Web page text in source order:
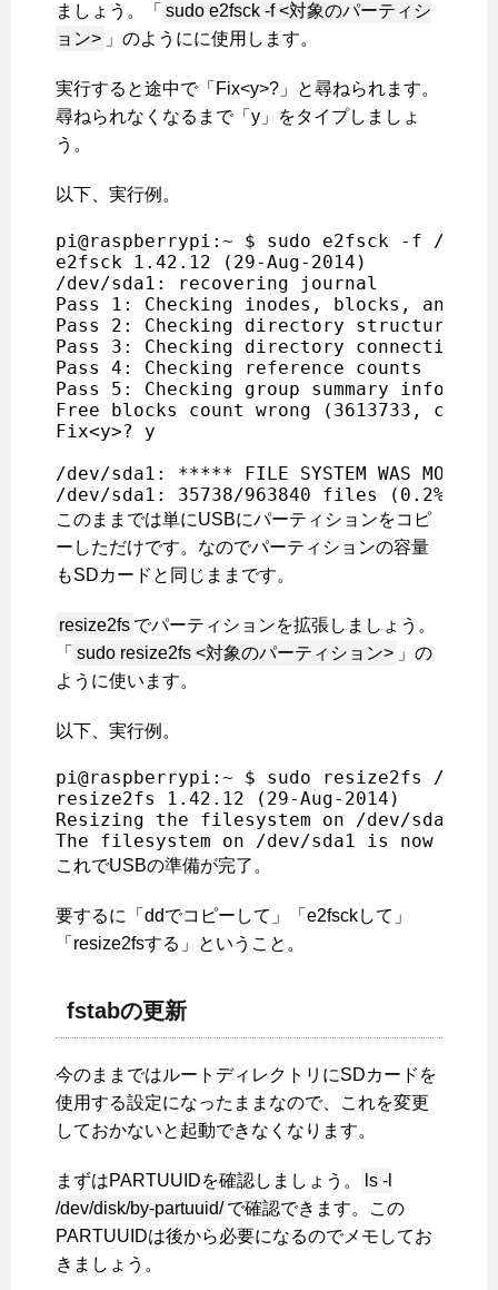
ましょう。「 sudo e2fsck -f <対象のパーティシ
ョン> 」のようにに使用します。
実行すると途中で「Fix<y>?」と尋ねられます。
尋ねられなくなるまで「y」をタイプしましょ
う。
以下、実行例。
pi@raspberrypi:~ $ sudo e2fsck -f /dev/
e2fsck 1.42.12 (29-Aug-2014)
/dev/sda1: recovering journal
Pass 1: Checking inodes, blocks, and
Pass 2: Checking directory structure
Pass 3: Checking directory connectivity
Pass 4: Checking reference counts
Pass 5: Checking group summary
Free blocks count wrong (3613733,
Fix<y>? y
/dev/sda1: ***** FILE SYSTEM WAS
このままでは単にUSBにパーティションをコピ
ーしただけです。なのでパーティションの容量
もSDカードと同じままです。
resize2fs でパーティションを拡張しましょう。
「 sudo resize2fs <対象のパーティション> 」の
ように使います。
以下、実行例。
pi@raspberrypi:~ $ sudo resize2fs /dev/
resize2fs 1.42.12 (29-Aug-2014)
Resizing the filesystem on /dev/sda1 to
これでUSBの準備が完了。
要するに「ddでコピーして」「e2fsckして」
「resize2fsする」ということ。
fstabの更新
今のままではルートディレクトリにSDカードを
使用する設定になったままなので、これを変更
しておかないと起動できなくなります。
まずはPARTUUIDを確認しましょう。
ls -l
/dev/disk/by-partuuid/ で確認できます。この
PARTUUIDは後から必要になるのでメモしてお
きましょう。